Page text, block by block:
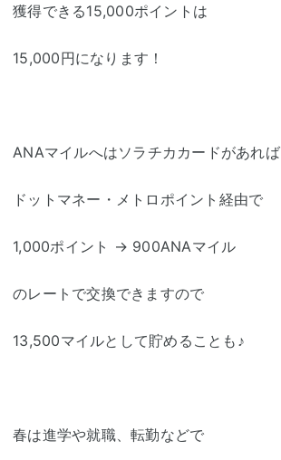
獲得できる15,000ポイントは
15,000円になります！
ANAマイルへはソラチカカードがあれば
ドットマネー・メトロポイント経由で
1,000ポイント → 900ANAマイル
のレートで交換できますので
13,500マイルとして貯めることも♪
春は進学や就職、転勤などで